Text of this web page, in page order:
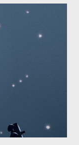
perfino di esistere,
via d’uscita, una
nel trovare respiro
brano è anche una
nuovo percorso